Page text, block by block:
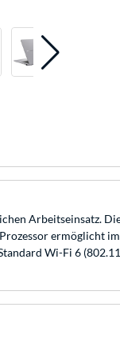
Arbeitseinsatz.
ermöglicht
Wi-Fi 6